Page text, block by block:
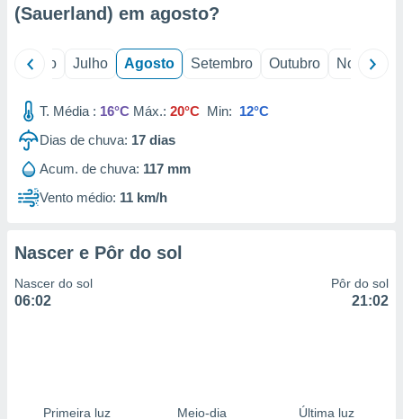
de
(Sauerland) em agosto?
Junho Julho Agosto Setembro Outubro Novembro
T. Média : 16°C Máx.: 20°C Min: 12°C
Dias de chuva: 17 dias
Acum. de chuva: 117 mm
Vento médio: 11 km/h
Nascer e Pôr do sol
Nascer do sol
06:02
Pôr do sol
21:02
Primeira luz
Meio-dia
Última luz